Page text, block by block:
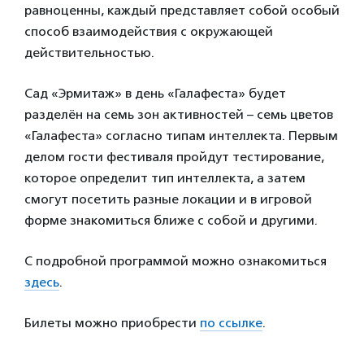
равноценны, каждый представляет собой особый
способ взаимодействия с окружающей
действительностью.
Сад «Эрмитаж» в день «Галафеста» будет
разделён на семь зон активностей – семь цветов
«Галафеста» согласно типам интеллекта. Первым
делом гости фестиваля пройдут тестирование,
которое определит тип интеллекта, а затем
смогут посетить разные локации и в игровой
форме знакомиться ближе с собой и другими.
С подробной программой можно ознакомиться
здесь.
Билеты можно приобрести по ссылке.